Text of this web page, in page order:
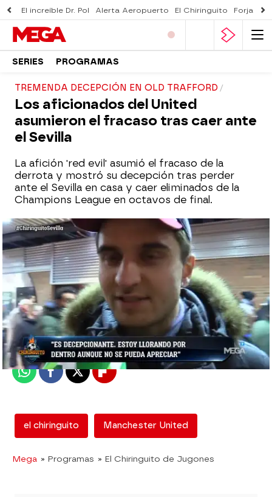
El increíble Dr. Pol Alerta Aeropuerto El Chiringuito Forjado
SERIES PROGRAMAS
TREMENDA DECEPCIÓN EN OLD TRAFFORD
Los aficionados del United
asumieron el fracaso tras caer ante
el Sevilla
La afición 'red evil' asumió el fracaso de la
derrota y mostró su decepción tras perder
ante el Sevilla en casa y caer eliminados de la
Champions League en octavos de final.
mega
Madrid
Publicado:14 de marzo de 2018, 02:14
WhatsappFacebook
X Flipboard
el chiringuito Manchester United
Mega » Programas » El Chiringuito de Jugones